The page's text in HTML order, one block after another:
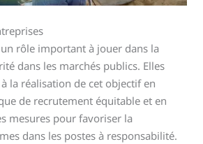
rôle important à jouer dans la
dans les marchés publics. Elles
la réalisation de cet objectif en
de recrutement équitable et en
mesures pour favoriser la
dans les postes à responsabilité.